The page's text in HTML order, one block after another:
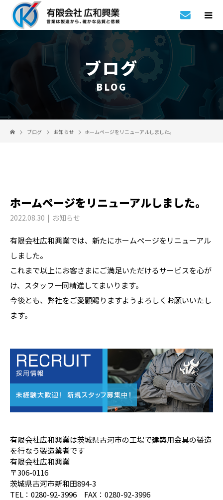
ブログ
BLOG
ブログ お知らせ ホームページをリニューアルしました。
ホームページをリニューアルしました。
2022.08.30 お知らせ
有限会社広和興業では、新たにホームページをリニューアル
しました。
これまで以上にお客さまにご満足いただけるサービスを心が
け、スタッフ一同精進してまいります。
今後とも、弊社をご愛顧賜りますようよろしくお願いいたし
ます。
有限会社広和興業は茨城県古河市の工場で建築用金具の製造
を行なう製造業者です
有限会社広和興業
〒306-0116
茨城県古河市新和田894-3
TEL：0280-92-3996 FAX：0280-92-3996